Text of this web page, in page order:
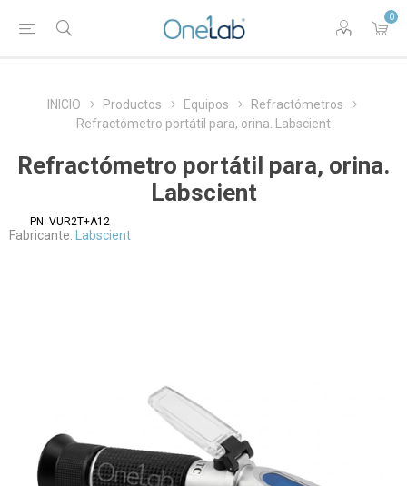
0
INICIO Productos Equipos
Refractómetros
Refractómetro portátil para, orina. Labscient
Refractómetro portátil para, orina.
Labscient
PN: VUR2T+A12
Fabricante: Labscient